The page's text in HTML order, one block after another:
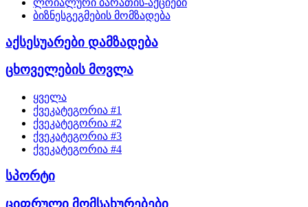
ლოიალური ბარათის-აქციები
ბიზნესგეგმების მომზადება
აქსესუარები დამზადება
ცხოველების მოვლა
ყველა
ქვეკატეგორია #1
ქვეკატეგორია #2
ქვეკატეგორია #3
ქვეკატეგორია #4
სპორტი
ციფრული მომსახურებები